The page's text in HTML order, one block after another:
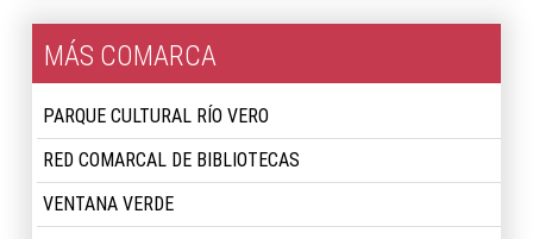
MÁS COMARCA
PARQUE CULTURAL RÍO VERO
RED COMARCAL DE BIBLIOTECAS
VENTANA VERDE